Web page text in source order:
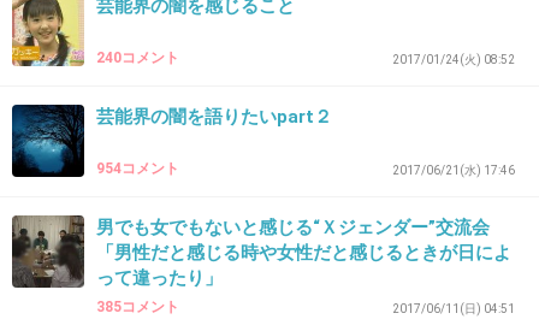
生放送で睨む岩橋
2019/05/14(火) 22:18:49
芸能界の闇を感じること
240コメント 2017/01/24(火) 08:52
芸能界の闇を語りたいpart２
954コメント 2017/06/21(水) 17:46
男でも女でもないと感じる“Ｘジェンダー”交流会
「男性だと感じる時や女性だと感じるときが日によ
って違ったり」
385コメント 2017/06/11(日) 04:51